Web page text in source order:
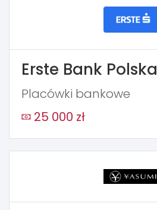
Erste Bank Polska
Placówki bankowe
25 000 zł